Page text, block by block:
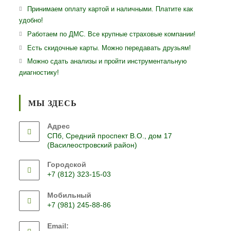
Принимаем оплату картой и наличными. Платите как
удобно!
Работаем по ДМС. Все крупные страховые компании!
Есть скидочные карты. Можно передавать друзьям!
Можно сдать анализы и пройти инструментальную
диагностику!
МЫ ЗДЕСЬ
Адрес
СПб, Средний проспект В.О., дом 17
(Василеостровский район)
Городской
+7 (812) 323-15-03
в
вашем
Мобильный
+7 (981) 245-88-86
в
Email: